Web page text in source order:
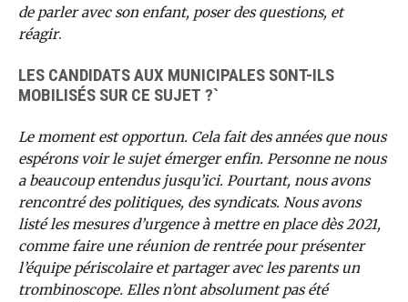
de parler avec son enfant, poser des questions, et
réagir.
LES CANDIDATS AUX MUNICIPALES SONT-ILS
MOBILISÉS SUR CE SUJET ?`
Le moment est opportun. Cela fait des années que nous
espérons voir le sujet émerger enfin. Personne ne nous
a beaucoup entendus jusqu’ici. Pourtant, nous avons
rencontré des politiques, des syndicats. Nous avons
listé les mesures d’urgence à mettre en place dès 2021,
comme faire une réunion de rentrée pour présenter
l’équipe périscolaire et partager avec les parents un
trombinoscope. Elles n’ont absolument pas été